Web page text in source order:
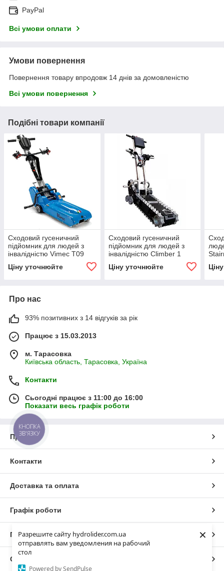
Разрешите сайту hydrolider.com.ua
отправлять вам уведомления на рабочий
стол
Powered by SendPulse
×
PayPal
Всі умови оплати
Умови повернення
Повернення товару впродовж 14 днів за домовленістю
Всі умови повернення
Подібні товари компанії
Сходовий гусеничний
підйомник для людей з
інвалідністю Vimec Т09
Ціну уточнюйте
Сходовий гусеничний
підйомник для людей з
інвалідністю Climber 1
Ціну уточнюйте
Про нас
93% позитивних з 14 відгуків за рік
Працює з 15.03.2013
м. Тарасовка
Київська область, Тарасовка, Україна
Контакти
Сьогодні працює з 11:00 до 16:00
Показати весь графік роботи
Про нас
Контакти
Доставка та оплата
Графік роботи
Повна версія сайту
Сайт створено на маркетплейсі
КНОПКА
ЗВ'ЯЗКУ